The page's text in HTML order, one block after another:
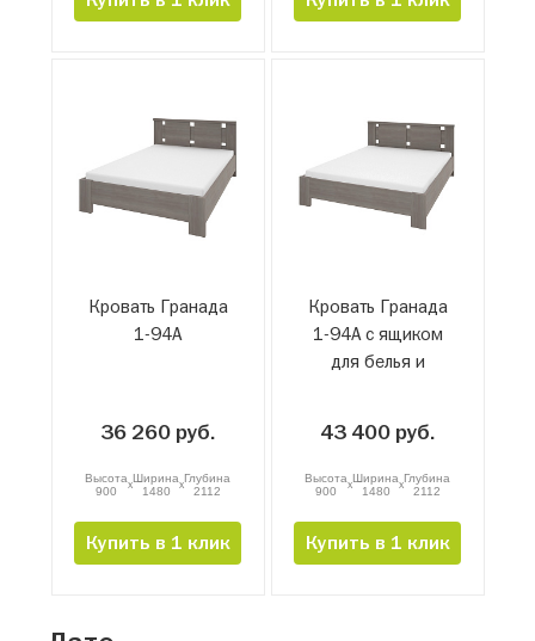
Кровать Гранада
1-94А
36 260 руб.
Высота
900
xШирина
1480
xГлубина
2112
Купить в 1 клик
Кровать Гранада
1-94А с ящиком
для белья и
43 400 руб.
Высота
900
xШирина
1480
xГлубина
2112
Купить в 1 клик